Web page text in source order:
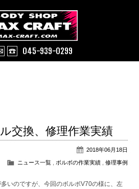
045-939-0299
交換、修理作業実績
2018年06月18日
ニュース一覧, ボルボの作業実績, 修理事例
いのですが、今回のボルボV70の様に、左